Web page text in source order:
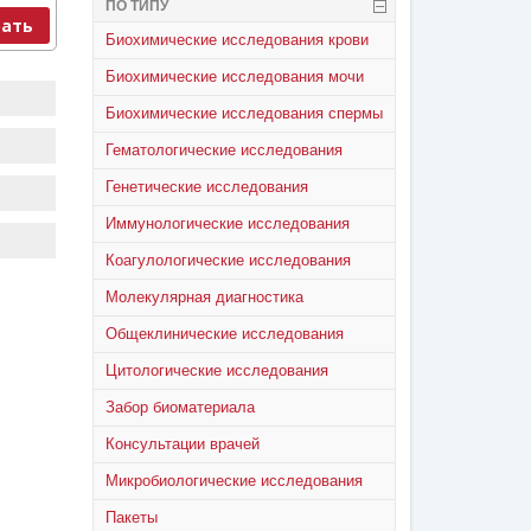
ПО ТИПУ
Биохимические исследования крови
Биохимические исследования мочи
Биохимические исследования спермы
Гематологические исследования
Генетические исследования
Иммунологические исследования
Коагулологические исследования
Молекулярная диагностика
Общеклинические исследования
Цитологические исследования
Забор биоматериала
Консультации врачей
Микробиологические исследования
Пакеты